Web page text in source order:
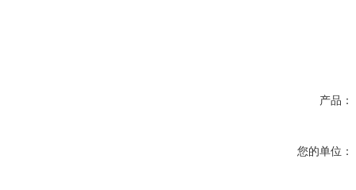
产品：
您的单位：